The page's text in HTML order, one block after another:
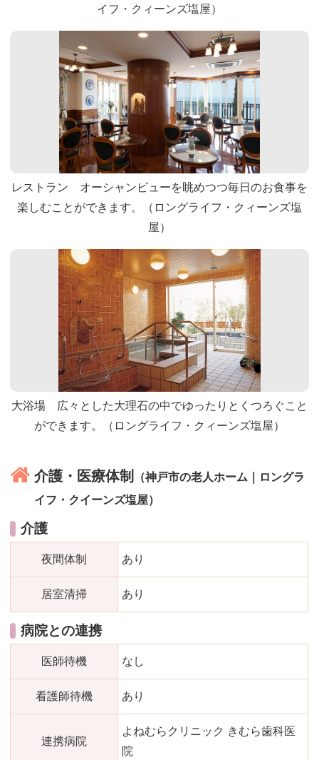
イフ・クィーンズ塩屋）
レストラン オーシャンビューを眺めつつ毎日のお食事を
楽しむことができます。（ロングライフ・クィーンズ塩
屋）
大浴場 広々とした大理石の中でゆったりとくつろぐこと
ができます。（ロングライフ・クィーンズ塩屋）
介護・医療体制
（神戸市の老人ホーム｜ロングラ
イフ・クイーンズ塩屋）
介護
夜間体制 あり
居室清掃 あり
病院との連携
医師待機 なし
看護師待機 あり
連携病院
よねむらクリニック きむら歯科医
院